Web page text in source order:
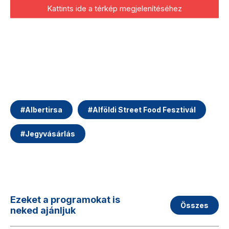
Kattints ide a térkép megjelenítéséhez
#Albertirsa #Alföldi Street Food Fesztivál
#Jegyvásárlás
Ezeket a programokat is
neked ajánljuk
Összes